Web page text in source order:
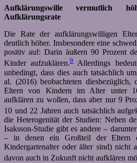
Aufklärungswille vermutlich
Aufklärungsrate
Die Rate der aufklärungswilligen
deutlich höher. Insbesondere eine
positiv auf: Darin äußern 90 Prozent
Kinder aufzuklären.9Allerdings
unbedingt, dass dies auch tatsächlich
al. (2016) beobachteten diesbezüglich,
Eltern von Kindern im Alter unter
aufklären zu wollen, dass aber nur 9
10 und 22 Jahren auch tatsächlich
die Heterogenität der Studien: Neben
Isaksson-Studie gibt es andere –
– in denen ein Großteil der Eltern
Kindergartenalter oder älter sind) nicht
davon auch in Zukunft nicht aufklären